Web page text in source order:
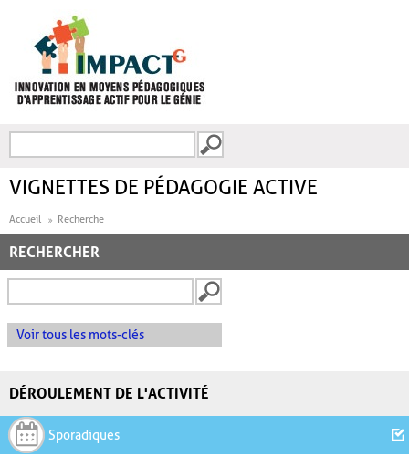
FORMULAIRE DE
VIGNETTES DE PÉDAGOGIE ACTIVE
Accueil Recherche
RECHERCHER
Voir tous les mots-clés
DÉROULEMENT DE L'ACTIVITÉ
Sporadiques